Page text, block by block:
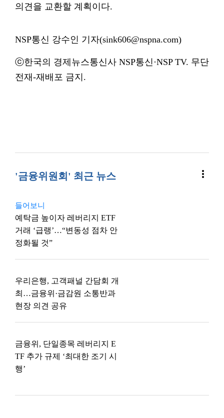
의견을 교환할 계획이다.
NSP통신 강수인 기자(sink606@nspna.com)
ⓒ한국의 경제뉴스통신사 NSP통신·NSP TV. 무단
전재-재배포 금지.
'금융위원회' 최근 뉴스 more_vert
들어보니
예탁금 높이자 레버리지 ETF
거래 ‘급랭’…“변동성 점차 안
정화될 것”
우리은행, 고객패널 간담회 개
최…금융위·금감원 소통반과
현장 의견 공유
금융위, 단일종목 레버리지 E
TF 추가 규제 ‘최대한 조기 시
행’